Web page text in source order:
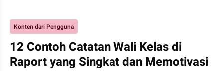
Konten dari Pengguna
12 Contoh Catatan Wali Kelas di
Raport yang Singkat dan Memotivasi